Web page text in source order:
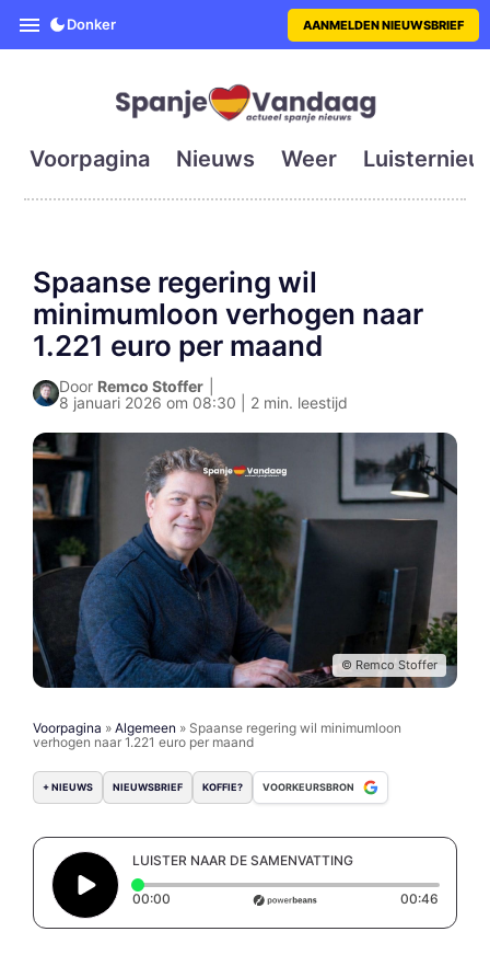
SpanjeVandaag is de eerste
Donker AANMELDEN NIEUWSBRIEF
Voorpagina Nieuws Weer
Spaanse regering wil
minimumloon verhogen naar
1.221 euro per maand
Door Remco Stoffer
8 januari 2026 om 08:30 | 2 min. leestijd
© Remco Stoffer
Voorpagina » Algemeen » Spaanse regering wil minimumloon
verhogen naar 1.221 euro per maand
+ NIEUWS NIEUWSBRIEF KOFFIE? VOORKEURSBRON
LUISTER NAAR DE SAMENVATTING
00:00 Elapsed time: 0 seconds 00:46